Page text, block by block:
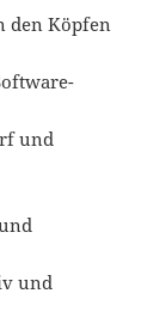
den Köpfen
und
und